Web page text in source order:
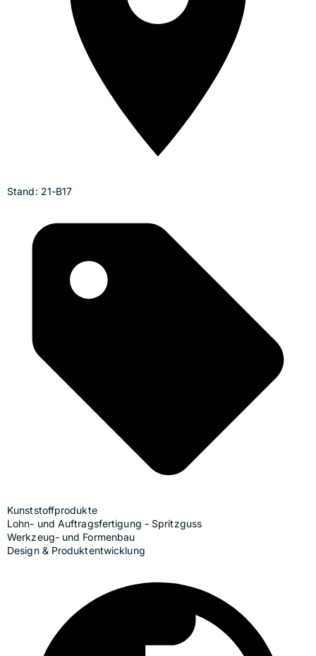
Stand: 21-B17
Kunststoffprodukte
Lohn- und Auftragsfertigung - Spritzguss
Werkzeug- und Formenbau
Design & Produktentwicklung